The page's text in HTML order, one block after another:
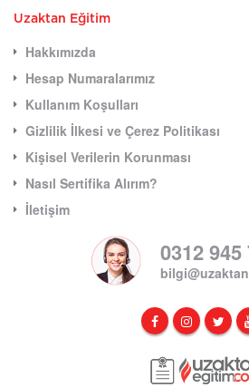
Uzaktan Eğitim
Hakkımızda
Hesap Numaralarımız
Kullanım Koşulları
Gizlilik İlkesi ve Çerez Politikası
Kişisel Verilerin Korunması
Nasıl Sertifika Alırım?
İletişim
0312 945